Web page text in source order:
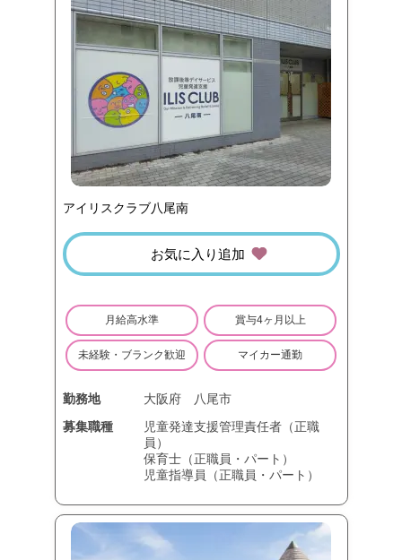
アイリスクラブ八尾南
お気に入り追加
月給高水準 賞与4ヶ月以上
未経験・ブランク歓迎 マイカー通勤
勤務地 大阪府
八尾市
募集職種
児童発達支援管理責任者（正職
員）
保育士（正職員・パート）
児童指導員（正職員・パート）